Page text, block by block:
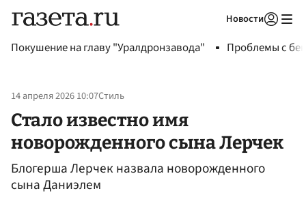
Новости
Покушение на главу "Уралдронзавода" Проблемы с
14 апреля 2026 10:07Стиль
Стало известно имя
новорожденного сына Лерчек
Блогерша Лерчек назвала новорожденного
сына Даниэлем